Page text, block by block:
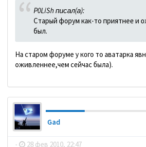
P0LiSh писал(а):
Старый форум как-то приятнее и
был.
На старом форуме у кого то аватарка
оживленнее,чем сейчас была).
Gad
- 28 фев 2010, 22:47